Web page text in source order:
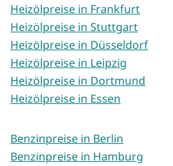
Heizölpreise in Frankfurt
Heizölpreise in Stuttgart
Heizölpreise in Düsseldorf
Heizölpreise in Leipzig
Heizölpreise in Dortmund
Heizölpreise in Essen
Benzinpreise in Berlin
Benzinpreise in Hamburg